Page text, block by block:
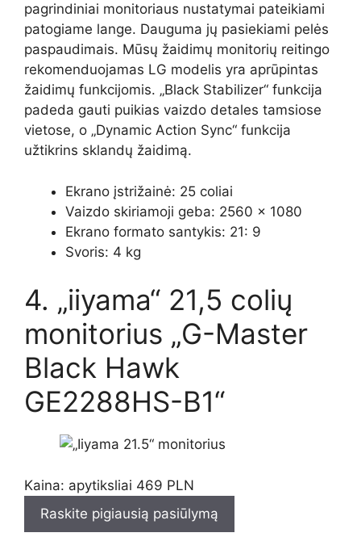
pagrindiniai monitoriaus nustatymai pateikiami
patogiame lange. Dauguma jų pasiekiami pelės
paspaudimais. Mūsų žaidimų monitorių reitingo
rekomenduojamas LG modelis yra aprūpintas
žaidimų funkcijomis. „Black Stabilizer“ funkcija
padeda gauti puikias vaizdo detales tamsiose
vietose, o „Dynamic Action Sync“ funkcija
užtikrins sklandų žaidimą.
Ekrano įstrižainė: 25 coliai
Vaizdo skiriamoji geba: 2560 × 1080
Ekrano formato santykis: 21: 9
Svoris: 4 kg
4. „iiyama“ 21,5 colių
monitorius „G-Master
Black Hawk
GE2288HS-B1“
Kaina: apytiksliai 469 PLN
Raskite pigiausią pasiūlymą